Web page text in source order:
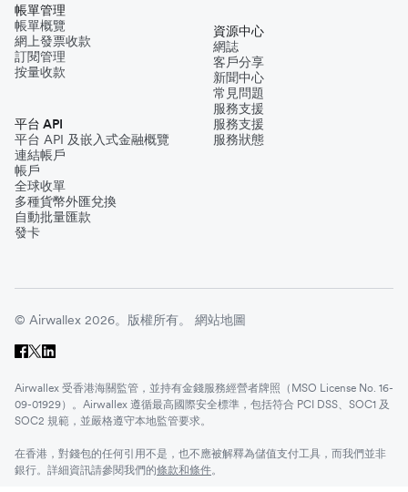
帳單管理
帳單概覽
網上發票收款
訂閱管理
按量收款
平台 API
平台 API 及嵌入式金融概覽
連結帳戶
帳戶
全球收單
多種貨幣外匯兌換
自動批量匯款
發卡
資源中心
網誌
客戶分享
新聞中心
常見問題
服務支援
服務支援
服務狀態
© Airwallex 2026。版權所有。 網站地圖
Airwallex 受香港海關監管，並持有金錢服務經營者牌照（MSO License No. 16-
09-01929）。Airwallex 遵循最高國際安全標準，包括符合 PCI DSS、SOC1 及
SOC2 規範，並嚴格遵守本地監管要求。
在香港，對錢包的任何引用不是，也不應被解釋為儲值支付工具，而我們並非
銀行。詳細資訊請參閱我們的條款和條件。